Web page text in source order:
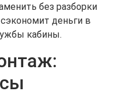
без разборки
деньги в
кабины.